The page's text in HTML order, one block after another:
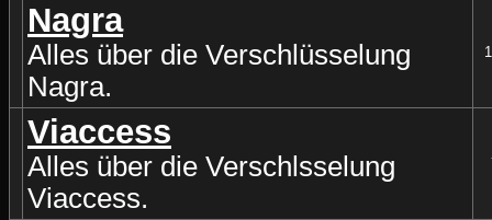
Nagra
Alles über die Verschlüsselung
Nagra.
Viaccess
Alles über die Verschlsselung
Viaccess.